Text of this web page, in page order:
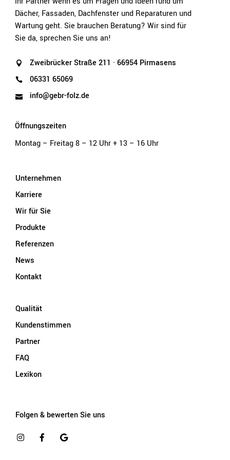
Dächer, Fassaden, Dachfenster und Reparaturen und
Wartung geht. Sie brauchen Beratung? Wir sind für
Sie da, sprechen Sie uns an!
Zweibrücker Straße 211 · 66954 Pirmasens
06331 65069
info@gebr-folz.de
Öffnungszeiten
Montag – Freitag 8 – 12 Uhr + 13 – 16 Uhr
Unternehmen
Karriere
Wir für Sie
Produkte
Referenzen
News
Kontakt
Qualität
Kundenstimmen
Partner
FAQ
Lexikon
Folgen & bewerten Sie uns